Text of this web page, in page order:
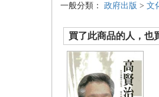
一般分類： 政府出版 > 文
買了此商品的人，也